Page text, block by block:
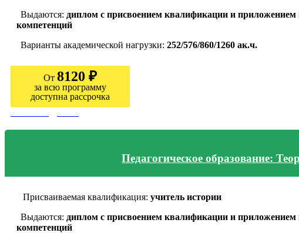
Выдаются: диплом с присвоением квалификации и приложением
компетенций
Варианты академической нагрузки: 252/576/860/1260 ак.ч.
От8120 ₽
за всю программу
доступна рассрочка
Педагогическое образование:
Присваиваемая квалификация: учитель истории
Выдаются: диплом с присвоением квалификации и приложением
компетенций